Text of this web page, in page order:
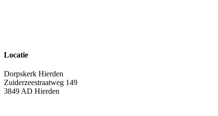
Locatie
Dorpskerk Hierden
Zuiderzeestraatweg 149
3849 AD Hierden